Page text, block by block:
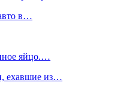
в…
яйцо.…
ехавшие из…